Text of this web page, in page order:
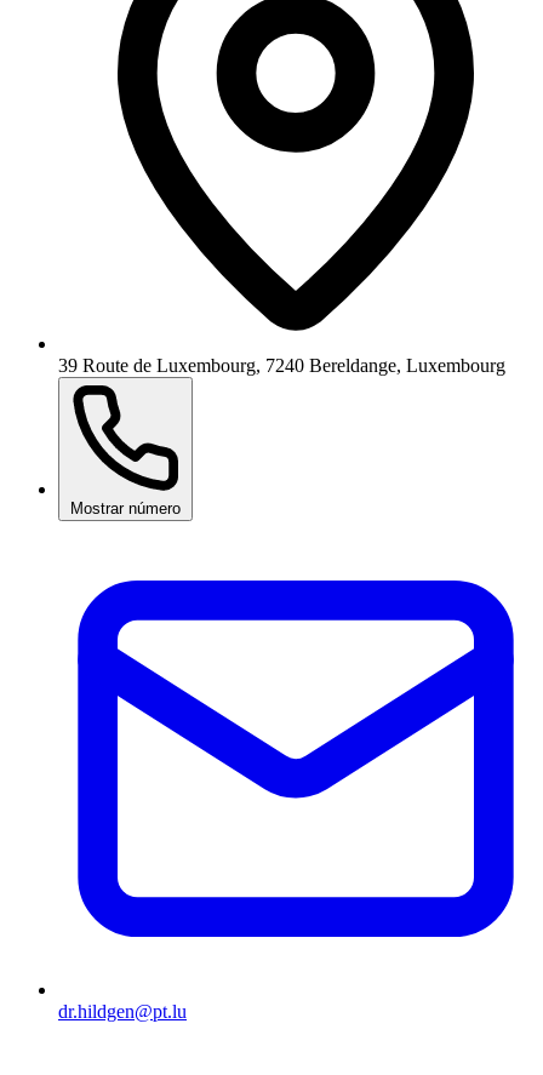
39 Route de Luxembourg, 7240 Bereldange, Luxembourg
Mostrar número
dr.hildgen@pt.lu